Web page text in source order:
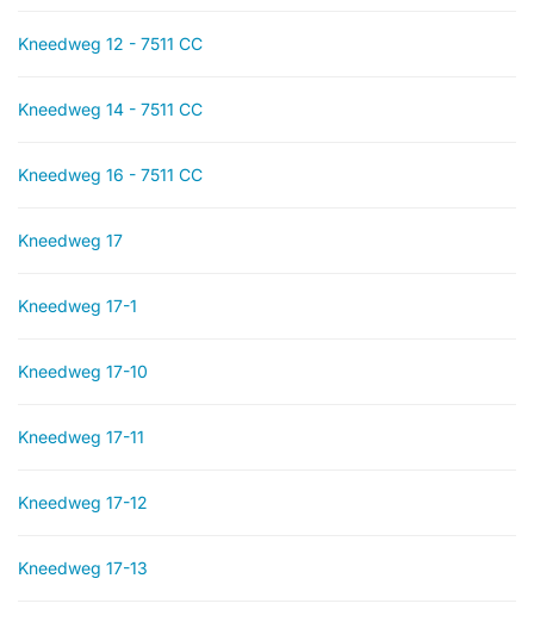
Kneedweg 12 - 7511 CC
Kneedweg 14 - 7511 CC
Kneedweg 16 - 7511 CC
Kneedweg 17
Kneedweg 17-1
Kneedweg 17-10
Kneedweg 17-11
Kneedweg 17-12
Kneedweg 17-13